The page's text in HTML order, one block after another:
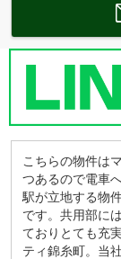
こちらの物件は
つあるので電車
駅が立地する物
です。共用部に
ておりとても充
ティ錦糸町。当